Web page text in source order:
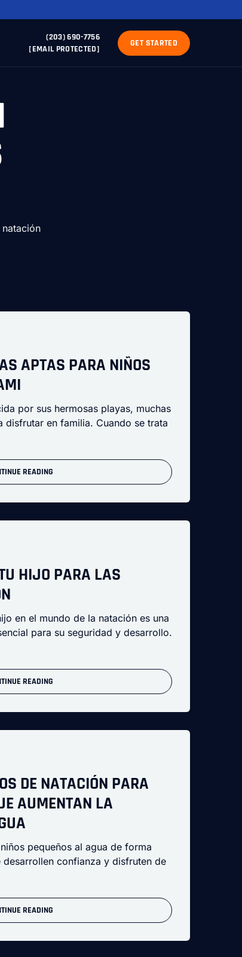
(203) 690-7756
[EMAIL PROTECTED]
GET STARTED
APTAS PARA NIÑOS
por sus hermosas playas, muchas
disfrutar en familia. Cuando se trata
READING
HIJO PARA LAS
en el mundo de la natación es una
para su seguridad y desarrollo.
READING
DE NATACIÓN PARA
AUMENTAN LA
pequeños al agua de forma
confianza y disfruten de
READING